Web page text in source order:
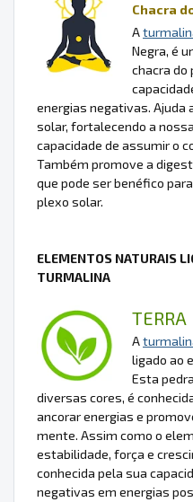
Chacra
A
Negra, é
chacra do
energias negativas. Ajuda
solar, fortalecendo a
capacidade de assumir o
Também promove a
que pode ser benéfico
plexo solar.
ELEMENTOS NATURAIS
TURMALINA
TERRA
A
ligado ao
Esta
diversas cores, é
ancorar energias e
mente. Assim como o
estabilidade, força e
conhecida pela sua
negativas em energias